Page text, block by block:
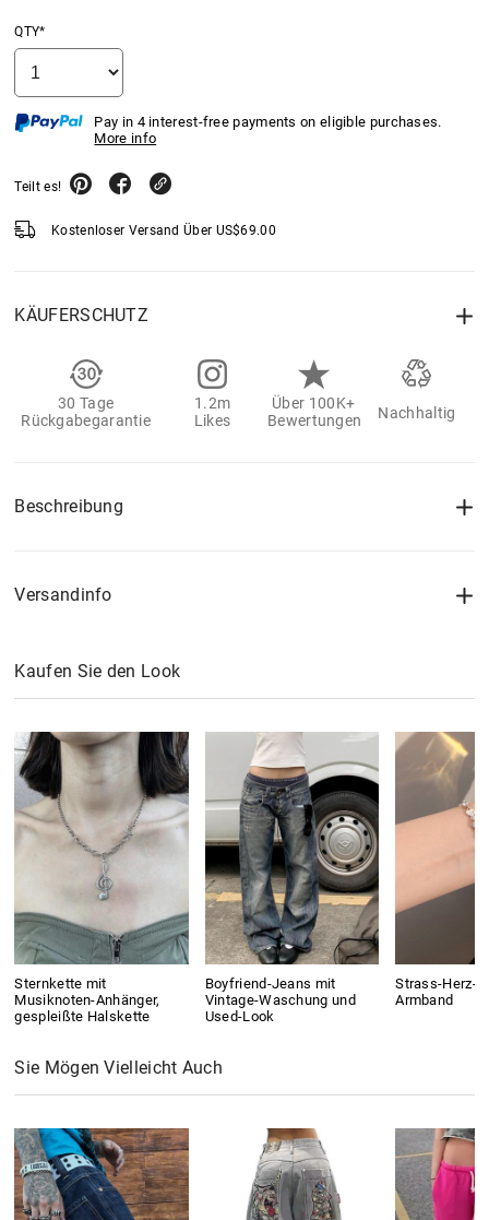
QTY*
Pay in 4 interest-free payments on eligible purchases.
More info
Teilt es!
Kostenloser Versand Über US$69.00
KÄUFERSCHUTZ
30 Tage
Rückgabegarantie
1.2m
Likes
Über 100K+
Bewertungen
Nachhaltig
Beschreibung
Versandinfo
Kaufen Sie den Look
Sternkette mit
Musiknoten-Anhänger,
gespleißte Halskette
Boyfriend-Jeans mit
Vintage-Waschung und
Used-Look
Strass-Herz-
Armband
Sie Mögen Vielleicht Auch